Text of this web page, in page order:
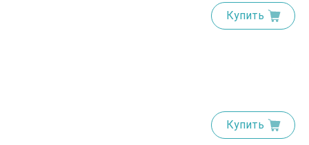
Купить
Купить